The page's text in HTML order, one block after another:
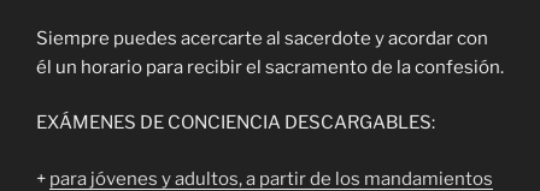
Siempre puedes acercarte al sacerdote y acordar con
él un horario para recibir el sacramento de la confesión.
EXÁMENES DE CONCIENCIA DESCARGABLES:
+ para jóvenes y adultos, a partir de los mandamientos